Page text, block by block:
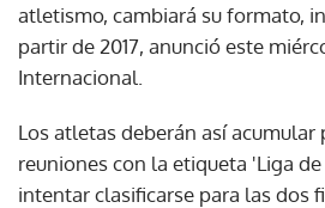
atletismo, cambiará su formato,
partir de 2017, anunció este
Internacional.
Los atletas deberán así acumular
reuniones con la etiqueta 'Liga
intentar clasificarse para las dos